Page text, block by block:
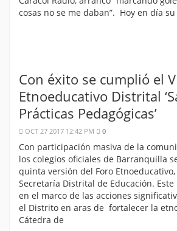
cosas no se me daban”. Hoy en día
Con éxito se cumplió el
Etnoeducativo Distrital
Prácticas Pedagógicas’
OCT 27 2017 12:42 PM 0
Con participación masiva de la
los colegios oficiales de Barranquilla
quinta versión del Foro
Secretaría Distrital de Educación.
en el marco de las acciones
el Distrito en aras de fortalecer la
Cátedra de